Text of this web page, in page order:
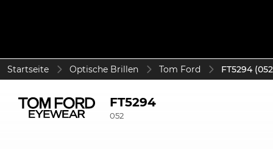
Startseite Optische Brillen Tom Ford FT5294
FT5294
052